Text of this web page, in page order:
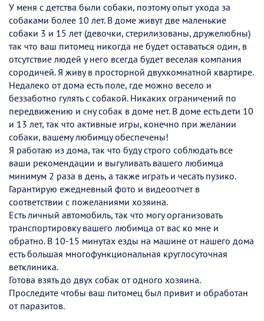
У меня с детства были собаки, поэтому опыт ухода за
собаками более 10 лет. В доме живут две маленькие
собаки 3 и 15 лет (девочки, стерилизованы, дружелюбны)
так что ваш питомец никогда не будет оставаться один, в
отсутствие людей у него всегда будет веселая компания
сородичей. Я живу в просторной двухкомнатной квартире.
Недалеко от дома есть поле, где можно весело и
беззаботно гулять с собакой. Никаких ограничений по
передвижению и сну собак в доме нет. В доме есть дети 10
и 13 лет, так что активные игры, конечно при желании
собаки, вашему любимцу обеспечены!
Я работаю из дома, так что буду строго соблюдать все
ваши рекомендации и выгуливать вашего любимца
минимум 2 раза в день, а также играть и чесать пузико.
Гарантирую ежедневный фото и видеоотчет в
соответствии с пожеланиями хозяина.
Есть личный автомобиль, так что могу организовать
транспортировку вашего любимца от вас ко мне и
обратно. В 10-15 минутах езды на машине от нашего дома
есть большая многофункциональная круглосуточная
ветклиника.
Готова взять до двух собак от одного хозяина.
Проследите чтобы ваш питомец был привит и обработан
от паразитов.